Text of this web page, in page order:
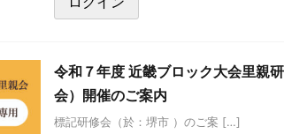
令和７年度 近畿ブロック大会里親
会）開催のご案内
標記研修会（於：堺市 ）のご案 […]